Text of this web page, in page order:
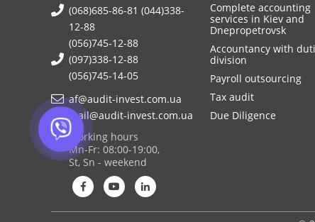
(068)685-86-81 (044)338-
12-88
(056)745-12-88
(097)338-12-88
(056)745-14-05
af@audit-invest.com.ua
mail@audit-invest.com.ua
Working hours
Mn-Fr: 08:00-19:00,
St, Sn - weekend
Complete accounting
services in Kiev and
Dnepropetrovsk
Accountancy with
division
Payroll outsourcing
Tax audit
Due Diligence